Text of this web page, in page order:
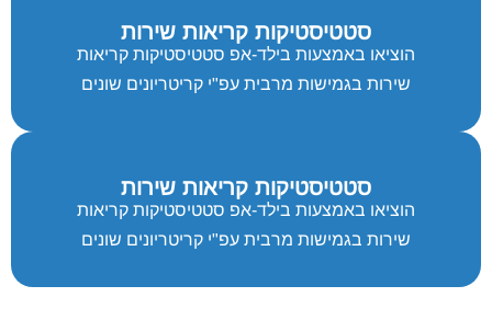
סטטיסטיקות קריאות שירות
הוציאו באמצעות בילד-אפ סטטיסטיקות קריאות
שירות בגמישות מרבית עפ"י קריטריונים שונים
סטטיסטיקות קריאות שירות
הוציאו באמצעות בילד-אפ סטטיסטיקות קריאות
שירות בגמישות מרבית עפ"י קריטריונים שונים